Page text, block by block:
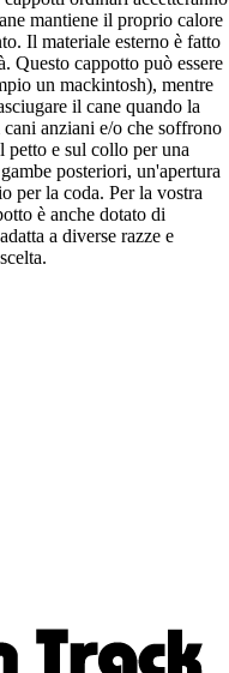
mantiene il proprio calore
Il materiale esterno è fatto
Questo cappotto può essere
un mackintosh), mentre
il cane quando la
anziani e/o che soffrono
petto e sul collo per una
posteriori, un'apertura
per la coda. Per la vostra
è anche dotato di
a diverse razze e